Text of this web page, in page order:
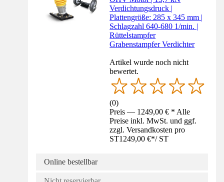
Verdichtungsdruck |
Plattengröße: 285 x 345 mm |
Schlagzahl 640-680 1/min. |
Rüttelstampfer
Grabenstampfer Verdichter
Artikel wurde noch nicht
bewertet.
(0)
Preis — 1249,00 € * Alle
Preise inkl. MwSt. und ggf.
zzgl. Versandkosten pro
ST1249,00 €*/ ST
Online bestellbar